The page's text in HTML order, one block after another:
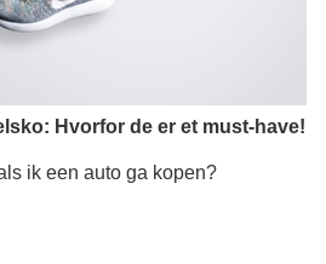
Hvorfor de er et must-have!